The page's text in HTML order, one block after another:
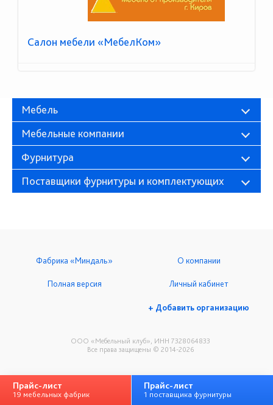
Салон мебели «МебелКом»
Мебель
Мебельные компании
Фурнитура
Поставщики фурнитуры и комплектующих
ООО «Мебельный клуб», ИНН 7328064833
Все права защищены © 2014-2026
Фабрика «Миндаль» О компании
Полная версия Личный кабинет
+ Добавить организацию
Прайс-лист
19 мебельных фабрик
Прайс-лист
1 поставщика фурнитуры